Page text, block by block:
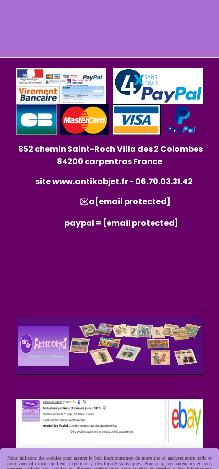
852 chemin Saint-Roch Villa des 2 Colombes
84200 carpentras France
sitewww.antikobjet.fr- 06.70.03.31.42
✉️a [email protected]
paypal = [email protected]
Nous utilisons des cookies pour assurer le bon fonctionnement de notre site et analyser notre trafic et
pour vous offrir une meilleure expérience à des fins de statistiques. Pour cela, nos partenaires et nous